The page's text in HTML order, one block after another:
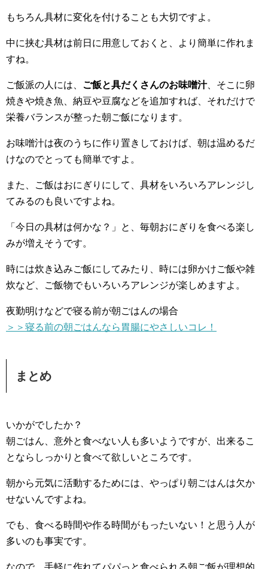
もちろん具材に変化を付けることも大切ですよ。
中に挟む具材は前日に用意しておくと、より簡単に作れま
すね。
ご飯派の人には、 ご飯と具だくさんのお味噌汁、そこに卵
焼きや焼き魚、納豆や豆腐などを追加すれば、それだけで
栄養バランスが整った朝ご飯になります。
お味噌汁は夜のうちに作り置きしておけば、朝は温めるだ
けなのでとっても簡単ですよ。
また、ご飯はおにぎりにして、具材をいろいろアレンジし
てみるのも良いですよね。
「今日の具材は何かな？」と、毎朝おにぎりを食べる楽し
みが増えそうです。
時には炊き込みご飯にしてみたり、時には卵かけご飯や雑
炊など、ご飯物でもいろいろアレンジが楽しめますよ。
夜勤明けなどで寝る前が朝ごはんの場合
＞＞寝る前の朝ごはんなら胃腸にやさしいコレ！
まとめ
いかがでしたか？
朝ごはん、意外と食べない人も多いようですが、出来るこ
とならしっかりと食べて欲しいところです。
朝から元気に活動するためには、やっぱり朝ごはんは欠か
せないんですよね。
でも、食べる時間や作る時間がもったいない！と思う人が
多いのも事実です。